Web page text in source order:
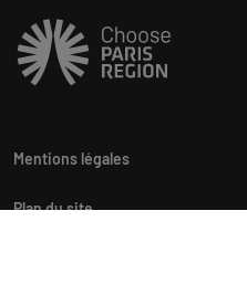
Mentions légales
Plan du site